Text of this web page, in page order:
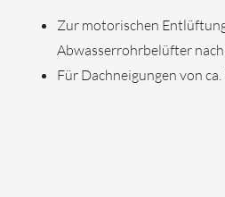
Zur motorischen
Abwasserrohrbelüfter
Für Dachneigungen von ca.